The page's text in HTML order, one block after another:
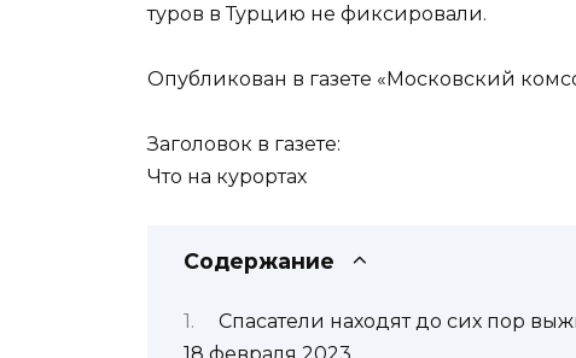
туров в Турцию не фиксировали.
Опубликован в газете «Московский
Заголовок в газете:
Что на курортах
Содержание
Спасатели находят до сих пор
18 февраля 2023